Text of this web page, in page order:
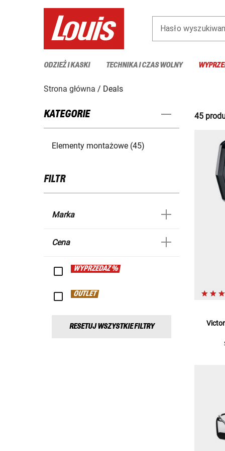
Hasło
ODZIEŻ I KASKI TECHNIKA I CZAS WOLNY
Strona główna Deals
KATEGORIE
Elementy montażowe (45)
FILTR
Marka
Cena
WYPRZEDAŻ %
OUTLET
RESETUJ WSZYSTKIE FILTRY
45